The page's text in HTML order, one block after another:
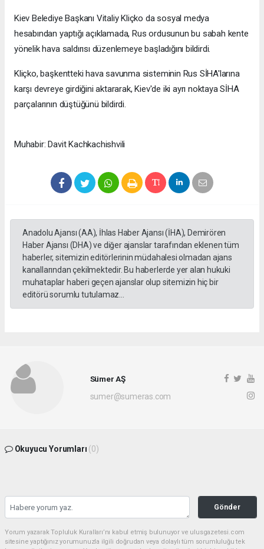
Kiev Belediye Başkanı Vitaliy Kliçko da sosyal medya
hesabından yaptığı açıklamada, Rus ordusunun bu sabah kente
yönelik hava saldırısı düzenlemeye başladığını bildirdi.
Kliçko, başkentteki hava savunma sisteminin Rus SİHA'larına
karşı devreye girdiğini aktararak, Kiev'de iki ayrı noktaya SİHA
parçalarının düştüğünü bildirdi.
Muhabir: Davit Kachkachishvili
Anadolu Ajansı (AA), İhlas Haber Ajansı (İHA), Demirören
Haber Ajansı (DHA) ve diğer ajanslar tarafından eklenen tüm
haberler, sitemizin editörlerinin müdahalesi olmadan ajans
kanallarından çekilmektedir. Bu haberlerde yer alan hukuki
muhataplar haberi geçen ajanslar olup sitemizin hiç bir
editörü sorumlu tutulamaz...
Sümer AŞ
sumer@sumeras.com
Okuyucu Yorumları (0)
Gönder
Yorum yazarak Topluluk Kuralları’nı kabul etmiş bulunuyor ve ulusgazetesi.com
sitesine yaptığınız yorumunuzla ilgili doğrudan veya dolaylı tüm sorumluluğu tek